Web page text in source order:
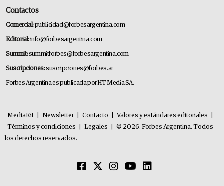
Contactos
Comercial:publicidad@forbesargentina.com
Editorial:info@forbesargentina.com
Summit:summitforbes@forbesargentina.com
Suscripciones:suscripciones@forbes.ar
Forbes Argentina es publicada por HT Media SA.
MediaKit Newsletter Contacto Valores y estándares editoriales
Términos y condiciones
Legales
© 2026. Forbes Argentina. Todos
los derechos reservados.